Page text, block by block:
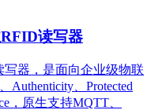
读写器
写器，是面向企业级物联
Authenticity、Protected
，原生支持MQTT、